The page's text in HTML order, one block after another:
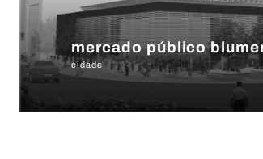
mercado público
cidade